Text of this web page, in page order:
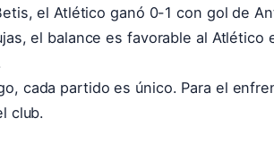
el Atlético ganó 0-1 con gol de
el balance es favorable al
cada partido es único. Para el
club.